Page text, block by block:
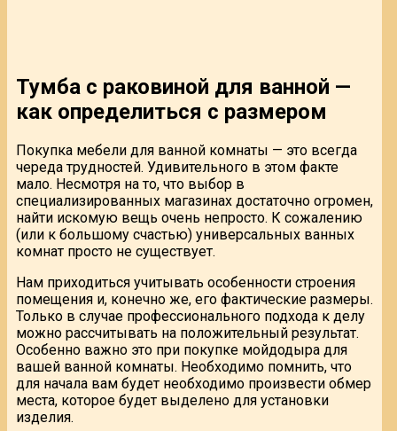
Тумба с раковиной для ванной —
как определиться с размером
Покупка мебели для ванной комнаты — это всегда
череда трудностей. Удивительного в этом факте
мало. Несмотря на то, что выбор в
специализированных магазинах достаточно огромен,
найти искомую вещь очень непросто. К сожалению
(или к большому счастью) универсальных ванных
комнат просто не существует.
Нам приходиться учитывать особенности строения
помещения и, конечно же, его фактические размеры.
Только в случае профессионального подхода к делу
можно рассчитывать на положительный результат.
Особенно важно это при покупке мойдодыра для
вашей ванной комнаты. Необходимо помнить, что
для начала вам будет необходимо произвести обмер
места, которое будет выделено для установки
изделия.